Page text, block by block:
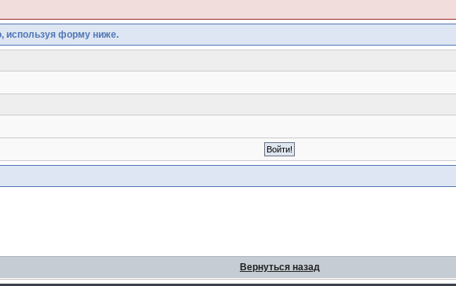
используя форму ниже.
Вернуться назад